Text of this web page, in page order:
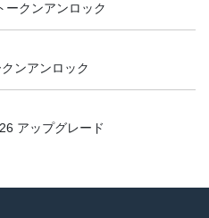
ークンアンロック
ンアンロック
アップグレード